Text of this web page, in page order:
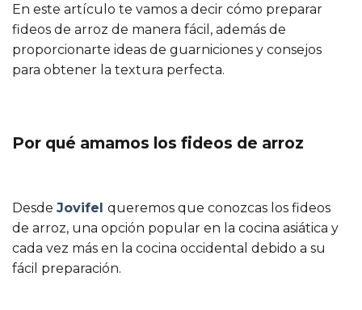
En este artículo te vamos a decir cómo preparar
fideos de arroz de manera fácil, además de
proporcionarte ideas de guarniciones y consejos
para obtener la textura perfecta.
Por qué amamos los fideos de arroz
Desde Jovifel queremos que conozcas los fideos
de arroz, una opción popular en la cocina asiática y
cada vez más en la cocina occidental debido a su
fácil preparación.